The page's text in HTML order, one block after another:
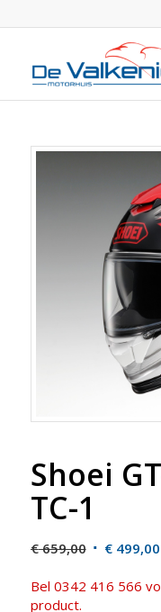
Shoei
TC-1
€659,00 Original
was:
€499,00
Bel 0342 416 566
product.